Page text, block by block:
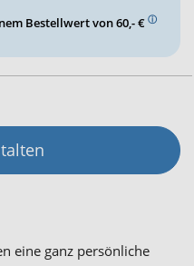
Bestellwert von 60,- € ⓘ
eine ganz persönliche